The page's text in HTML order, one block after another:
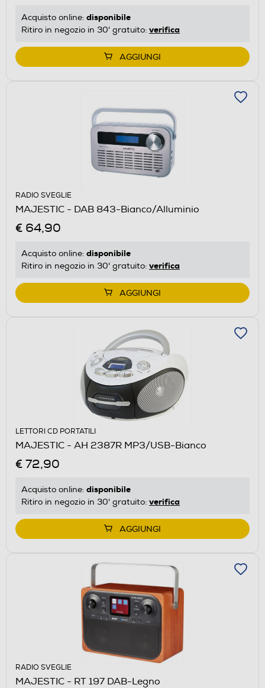
Acquisto online: disponibile
Ritiro in negozio in 30' gratuito: verifica
AGGIUNGI
RADIO SVEGLIE
MAJESTIC - DAB 843-Bianco/Alluminio
€ 64,90
Acquisto online: disponibile
Ritiro in negozio in 30' gratuito: verifica
AGGIUNGI
LETTORI CD PORTATILI
MAJESTIC - AH 2387R MP3/USB-Bianco
€ 72,90
Acquisto online: disponibile
Ritiro in negozio in 30' gratuito: verifica
AGGIUNGI
RADIO SVEGLIE
MAJESTIC - RT 197 DAB-Legno